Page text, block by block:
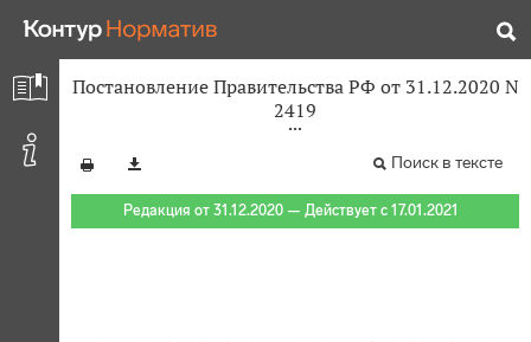
Постановление Правительства РФ от 31.12.2020 N
2419
Поиск в тексте
Редакция от 31.12.2020 — Действует с 17.01.2021